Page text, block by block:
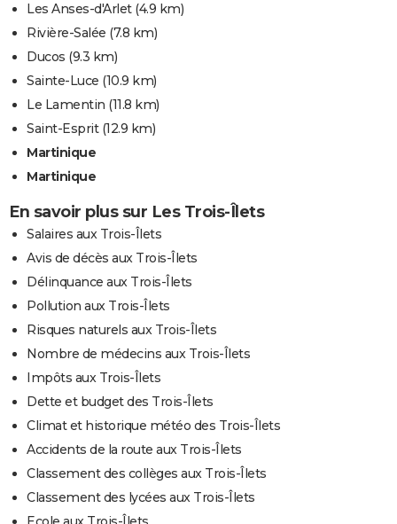
Les Anses-d'Arlet(4.9 km)
Rivière-Salée (7.8 km)
Ducos (9.3 km)
Sainte-Luce (10.9 km)
Le Lamentin (11.8 km)
Saint-Esprit(12.9 km)
Martinique
Martinique
En savoir plus sur Les Trois-Îlets
Salaires aux Trois-Îlets
Avis de décès aux Trois-Îlets
Délinquance aux Trois-Îlets
Pollution aux Trois-Îlets
Risques naturels aux Trois-Îlets
Nombre de médecins aux Trois-Îlets
Impôts aux Trois-Îlets
Dette et budget des Trois-Îlets
Climat et historique météo des Trois-Îlets
Accidents de la route aux Trois-Îlets
Classement des collèges aux Trois-Îlets
Classement des lycées aux Trois-Îlets